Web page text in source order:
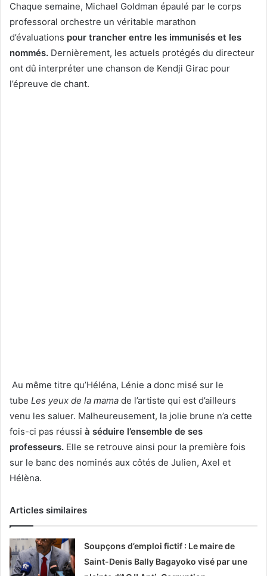
Chaque semaine, Michael Goldman épaulé par le corps
professoral orchestre un véritable marathon
d’évaluations pour trancher entre les immunisés et les
nommés. Dernièrement, les actuels protégés du directeur
ont dû interpréter une chanson de Kendji Girac pour
l’épreuve de chant.
Au même titre qu’Héléna, Lénie a donc misé sur le
tube Les yeux de la mama de l’artiste qui est d’ailleurs
venu les saluer. Malheureusement, la jolie brune n’a cette
fois-ci pas réussi à séduire l’ensemble de ses
professeurs. Elle se retrouve ainsi pour la première fois
sur le banc des nominés aux côtés de Julien, Axel et
Hélèna.
Articles similaires
Soupçons d’emploi fictif : Le maire de
Saint-Denis Bally Bagayoko visé par une